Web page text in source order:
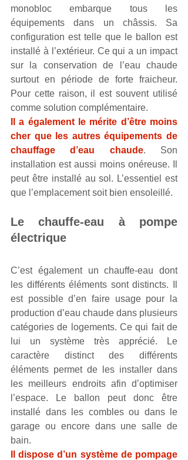
monobloc embarque tous les
équipements dans un châssis. Sa
configuration est telle que le ballon est
installé à l’extérieur. Ce qui a un impact
sur la conservation de l’eau chaude
surtout en période de forte fraicheur.
Pour cette raison, il est souvent utilisé
comme solution complémentaire.
Il a également le mérite d’être moins
cher que les autres équipements de
chauffage d’eau chaude. Son
installation est aussi moins onéreuse. Il
peut être installé au sol. L’essentiel est
que l’emplacement soit bien ensoleillé.
Le chauffe-eau à pompe
électrique
C’est également un chauffe-eau dont
les différents éléments sont distincts. Il
est possible d’en faire usage pour la
production d’eau chaude dans plusieurs
catégories de logements. Ce qui fait de
lui un système très apprécié. Le
caractère distinct des différents
éléments permet de les installer dans
les meilleurs endroits afin d’optimiser
l’espace. Le ballon peut donc être
installé dans les combles ou dans le
garage ou encore dans une salle de
bain.
Il dispose d’un système de pompage